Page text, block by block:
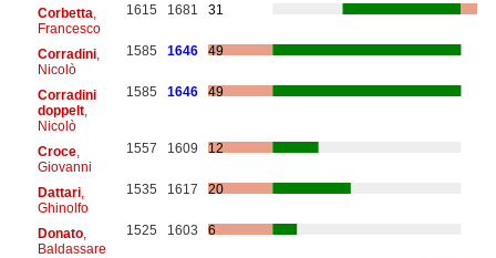
Corbetta
Francesco
1615 1681 31
Corradini,
Nicolò
1585 1646 49
Corradini
doppelt,
Nicolò
1585 1646 49
Croce,
Giovanni
1557 1609 12
Dattari,
Ghinolfo
1535 1617 20
Donato,
Baldassare
1525 1603 6